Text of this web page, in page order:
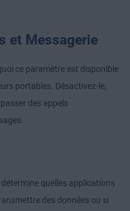
et Messagerie
ce paramètre est disponible
portables. Désactivez-le,
des appels
quelles applications
des données ou si